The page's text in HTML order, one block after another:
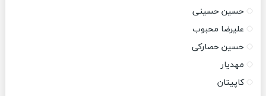
حسین حسینی
علیرضا محبوب
حسین حصارکی
مهدیار
کاپیتان